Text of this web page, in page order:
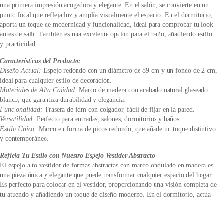
una primera impresión acogedora y elegante. En el salón, se convierte en un
punto focal que refleja luz y amplía visualmente el espacio. En el dormitorio,
aporta un toque de modernidad y funcionalidad, ideal para comprobar tu look
antes de salir. También es una excelente opción para el baño, añadiendo estilo
y practicidad.
Características del Producto:
Diseño Actual: Espejo redondo con un diámetro de 89 cm y un fondo de 2 cm,
ideal para cualquier estilo de decoración.
Materiales de Alta Calidad: Marco de madera con acabado natural glaseado
blanco, que garantiza durabilidad y elegancia.
Funcionalidad: Trasera de fdm con colgador, fácil de fijar en la pared.
Versatilidad: Perfecto para entradas, salones, dormitorios y baños.
Estilo Único: Marco en forma de picos redondo, que añade un toque distintivo
y contemporáneo.
Refleja Tu Estilo con Nuestro Espejo Vestidor Abstracto
El espejo alto vestidor de formas abstractas con marco ondulado en madera es
una pieza única y elegante que puede transformar cualquier espacio del hogar.
Es perfecto para colocar en el vestidor, proporcionando una visión completa de
tu atuendo y añadiendo un toque de diseño moderno. En el dormitorio, actúa